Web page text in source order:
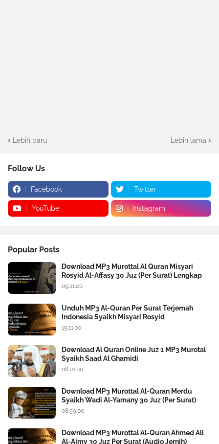
Lebih baru Lebih lama
Follow Us
Facebook Twitter
YouTube Instagram
Popular Posts
Download MP3 Murottal Al Quran Misyari
Rosyid Al-Affasy 30 Juz (Per Surat) Lengkap
09.21.00
Unduh MP3 Al-Quran Per Surat Terjemah
Indonesia Syaikh Misyari Rosyid
19.11.00
Download Al Quran Online Juz 1 MP3 Murotal
Syaikh Saad Al Ghamidi
08.01.00
Download MP3 Murottal Al-Quran Merdu
Syaikh Wadi Al-Yamany 30 Juz (Per Surat)
08.59.00
Download MP3 Murottal Al-Quran Ahmed Ali
Al-Ajmy 30 Juz Per Surat (Audio Jernih)